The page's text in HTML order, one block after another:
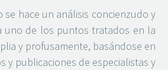
se hace un análisis concienzudo y
uno de los puntos tratados en la
y profusamente, basándose en
y publicaciones de especialistas y